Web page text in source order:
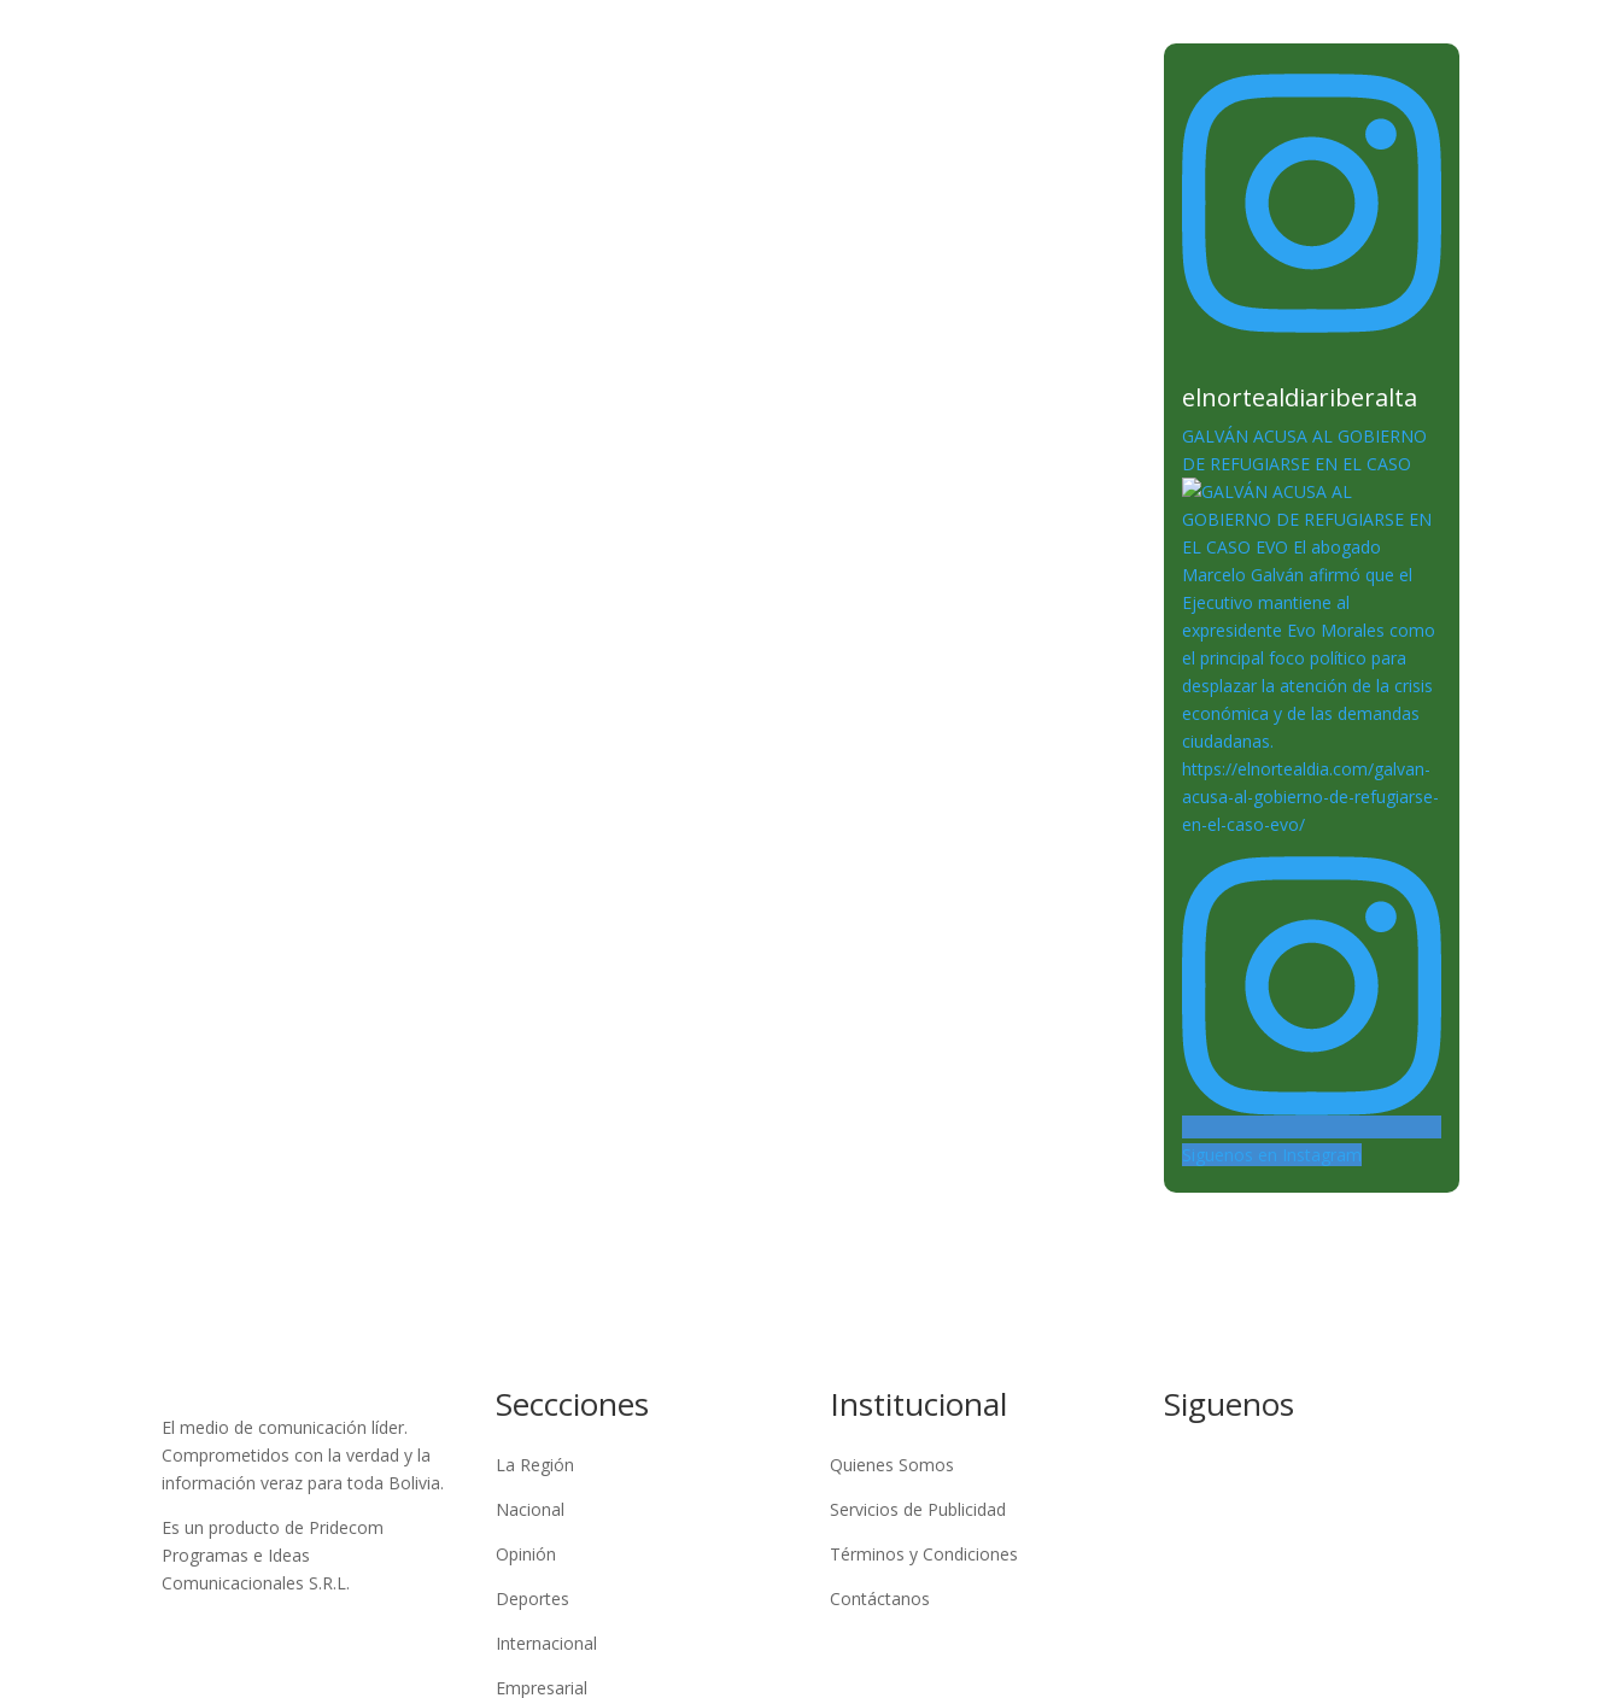
elnortealdiariberalta
GALVÁN ACUSA AL GOBIERNO
DE REFUGIARSE EN EL CASO
Siguenos en Instagram
El medio de comunicación líder.
Comprometidos con la verdad y la
información veraz para toda Bolivia.
Es un producto de Pridecom
Programas e Ideas
Comunicacionales S.R.L.
Seccciones
La Región
Nacional
Opinión
Deportes
Internacional
Empresarial
Institucional
Quienes Somos
Servicios de Publicidad
Términos y Condiciones
Contáctanos
Siguenos